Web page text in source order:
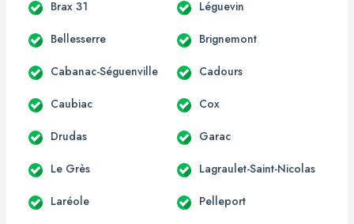
Brax 31 Léguevin
Bellesserre Brignemont
Cabanac-Séguenville Cadours
Caubiac Cox
Drudas Garac
Le Grès Lagraulet-Saint-Nicolas
Laréole Pelleport